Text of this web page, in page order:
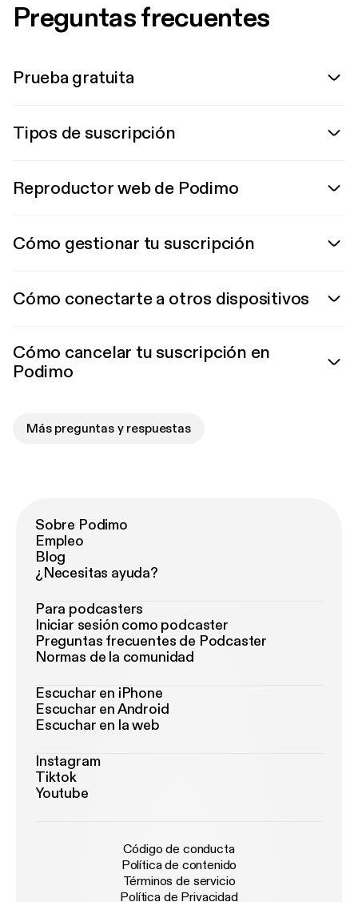
Preguntas frecuentes
Prueba gratuita
Tipos de suscripción
Reproductor web de Podimo
Cómo gestionar tu suscripción
Cómo conectarte a otros dispositivos
Cómo cancelar tu suscripción en
Podimo
Más preguntas y respuestas
Sobre Podimo
Empleo
Blog
¿Necesitas ayuda?
Para podcasters
Iniciar sesión como podcaster
Preguntas frecuentes de Podcaster
Normas de la comunidad
Escuchar en iPhone
Escuchar en Android
Escuchar en la web
Instagram
Tiktok
Youtube
Código de conducta
Política de contenido
Términos de servicio
Política de Privacidad